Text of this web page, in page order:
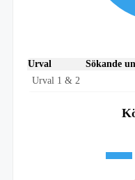
Urval Sökande
Urval 1 & 2